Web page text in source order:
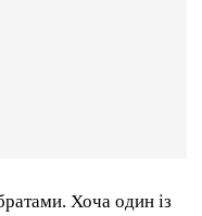
Хоча один із